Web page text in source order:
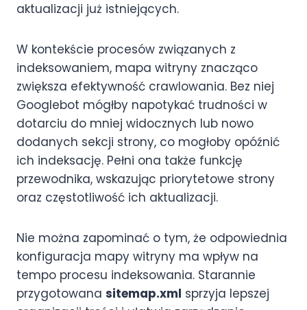
aktualizacji już istniejących.
W kontekście procesów związanych z
indeksowaniem, mapa witryny znacząco
zwiększa efektywność crawlowania. Bez niej
Googlebot mógłby napotykać trudności w
dotarciu do mniej widocznych lub nowo
dodanych sekcji strony, co mogłoby opóźnić
ich indeksację. Pełni ona także funkcję
przewodnika, wskazując priorytetowe strony
oraz częstotliwość ich aktualizacji.
Nie można zapominać o tym, że odpowiednia
konfiguracja mapy witryny ma wpływ na
tempo procesu indeksowania. Starannie
przygotowana sitemap.xml sprzyja lepszej